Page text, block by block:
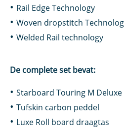
Rail Edge Technology
Woven dropstitch
Welded Rail technology
De complete set bevat:
Starboard Touring M Deluxe
Tufskin carbon peddel
Luxe Roll board draagtas